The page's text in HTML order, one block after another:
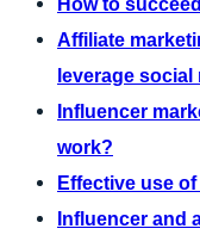
How to
Affiliate
leverage
Influencer
work?
Effective use
Influencer and